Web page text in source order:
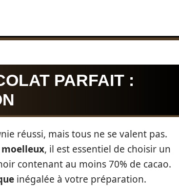
PARFAIT :
réussi, mais tous ne se valent pas.
, il est essentiel de choisir un
contenant au moins 70% de cacao.
inégalée à votre préparation.